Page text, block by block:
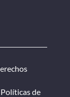
Políticas de